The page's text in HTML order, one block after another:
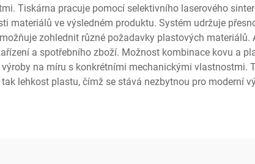
Tiskárna pracuje pomocí selektivního laserového
ve výsledném produktu. Systém udržuje
zohlednit různé požadavky plastových materiálů.
a spotřebního zboží. Možnost kombinace kovu a
na míru s konkrétními mechanickými vlastnostmi.
lehkost plastu, čímž se stává nezbytnou pro moderní